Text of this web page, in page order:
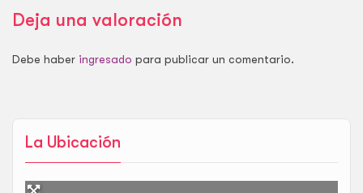
La Ubicación
Deja una valoración
Debe haber ingresado para publicar un comentario.